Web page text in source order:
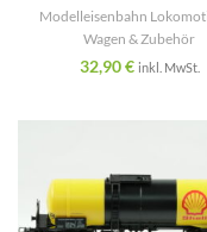
Modelleisenbahn
Wagen & Zubehör
32,90€ inkl. MwSt.